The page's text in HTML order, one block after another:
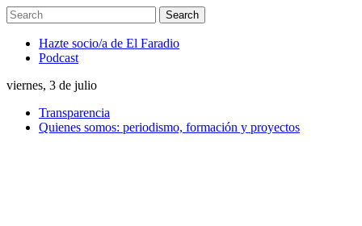
Hazte socio/a de El Faradio
Podcast
viernes, 3 de julio
Transparencia
Quienes somos: periodismo, formación y proyectos